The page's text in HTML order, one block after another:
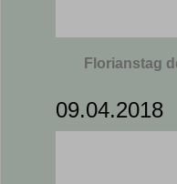
Florianstag
09.04.2018